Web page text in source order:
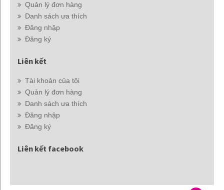
Quản lý đơn hàng
Danh sách ưa thích
Đăng nhập
Đăng ký
Liên kết
Tài khoản của tôi
Quản lý đơn hàng
Danh sách ưa thích
Đăng nhập
Đăng ký
Liên kết facebook